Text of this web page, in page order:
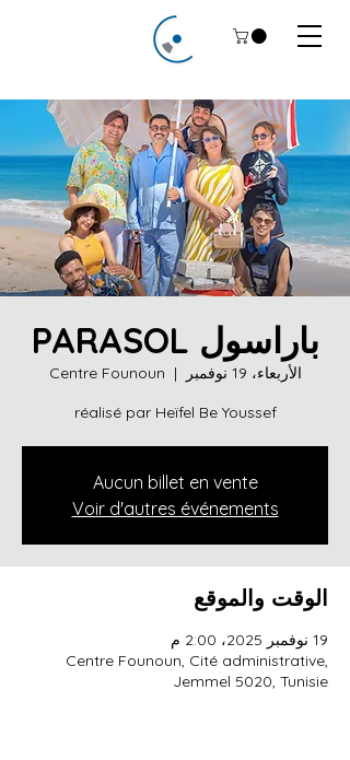
باراسول PARASOL
الأربعاء، 19 نوفمبر
  |
Centre Founoun
réalisé par Heïfel Be Youssef
Aucun billet en vente
Voir d'autres événements
الوقت والموقع
19 نوفمبر 2025، 2:00 م
Centre Founoun, Cité administrative,
Jemmel 5020, Tunisie